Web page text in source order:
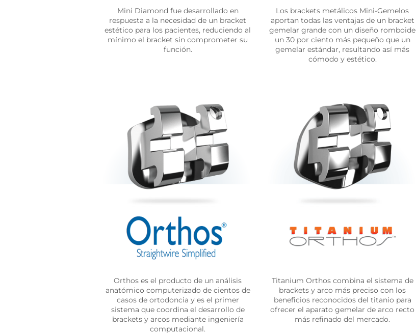
Mini Diamond fue desarrollado en
respuesta a la necesidad de un bracket
estético para los pacientes, reduciendo al
mínimo el bracket sin comprometer su
función.
Los brackets metálicos Mini-Gemelos
aportan todas las ventajas de un bracket
gemelar grande con un diseño romboide
un 30 por ciento más pequeño que un
gemelar estándar, resultando así más
cómodo y estético.
Orthos es el producto de un análisis
anatómico computerizado de cientos de
casos de ortodoncia y es el primer
sistema que coordina el desarrollo de
brackets y arcos mediante ingeniería
computacional.
Titanium Orthos combina el sistema de
brackets y arco más preciso con los
beneficios reconocidos del titanio para
ofrecer el aparato gemelar de arco recto
más refinado del mercado.